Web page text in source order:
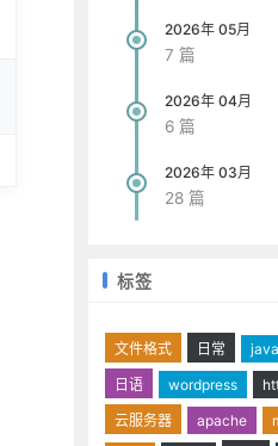
2026年 05月
7 篇
2026年 04月
6 篇
2026年 03月
28 篇
标签
文件格式 日常
日语
wordpress
云服务器
apache